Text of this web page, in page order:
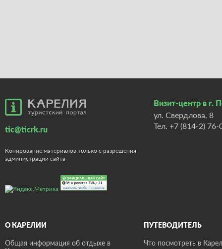
tic@ticrk.ru
Копирование материалов только с разрешения
администрации сайта
Визит-центр в г.
ул. Свердлова, 8
Тел. +7 (814-2) 76-
О КАРЕЛИИ
Общая информация об отдыхе в
ПУТЕВОДИТЕЛЬ
Что посмотреть в